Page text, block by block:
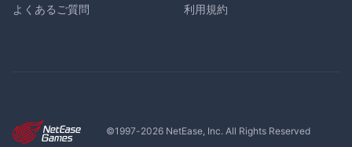
よくあるご質問 利用規約
©1997-2026NetEase, Inc. All Rights Reserved